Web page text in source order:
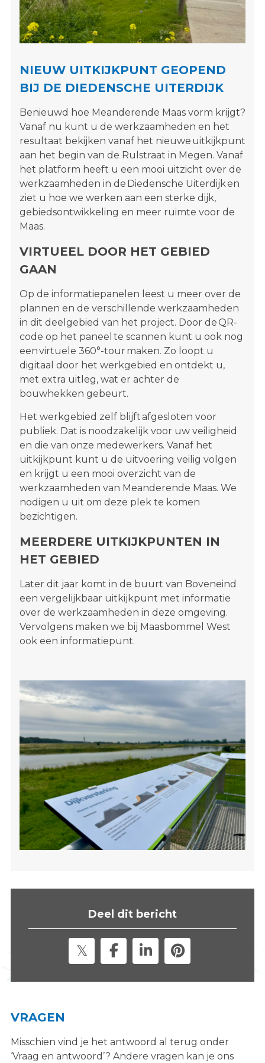
NIEUW UITKIJKPUNT GEOPEND
BIJ DE DIEDENSCHE UITERDIJK
Benieuwd hoe Meanderende Maas vorm krijgt?
Vanaf nu kunt u de werkzaamheden en het
resultaat bekijken vanaf het nieuwe uitkijkpunt
aan het begin van de Rulstraat in Megen. Vanaf
het platform heeft u een mooi uitzicht over de
werkzaamheden in de Diedensche Uiterdijk en
ziet u hoe we werken aan een sterke dijk,
gebiedsontwikkeling en meer ruimte voor de
Maas.
VIRTUEEL DOOR HET GEBIED
GAAN
Op de informatiepanelen leest u meer over de
plannen en de verschillende werkzaamheden
in dit deelgebied van het project. Door de QR-
code op het paneel te scannen kunt u ook nog
een virtuele 360°-tour maken. Zo loopt u
digitaal door het werkgebied en ontdekt u,
met extra uitleg, wat er achter de
bouwhekken gebeurt.
Het werkgebied zelf blijft afgesloten voor
publiek. Dat is noodzakelijk voor uw veiligheid
en die van onze medewerkers. Vanaf het
uitkijkpunt kunt u de uitvoering veilig volgen
en krijgt u een mooi overzicht van de
werkzaamheden van Meanderende Maas. We
nodigen u uit om deze plek te komen
bezichtigen.
MEERDERE UITKIJKPUNTEN IN
HET GEBIED
Later dit jaar komt in de buurt van Boveneind
een vergelijkbaar uitkijkpunt met informatie
over de werkzaamheden in deze omgeving.
Vervolgens maken we bij Maasbommel West
ook een informatiepunt.
Deel dit bericht
VRAGEN
Misschien vind je het antwoord al terug onder
‘Vraag en antwoord’? Andere vragen kan je ons